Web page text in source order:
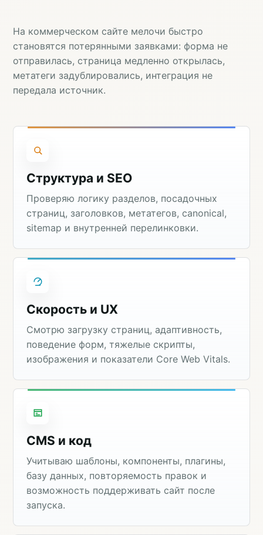
На коммерческом сайте мелочи быстро
становятся потерянными заявками: форма не
отправилась, страница медленно открылась,
метатеги задублировались, интеграция не
передала источник.
Структура и SEO
Проверяю логику разделов, посадочных
страниц, заголовков, метатегов, canonical,
sitemap и внутренней перелинковки.
Скорость и UX
Смотрю загрузку страниц, адаптивность,
поведение форм, тяжелые скрипты,
изображения и показатели Core Web Vitals.
CMS и код
Учитываю шаблоны, компоненты, плагины,
базу данных, повторяемость правок и
возможность поддерживать сайт после
запуска.